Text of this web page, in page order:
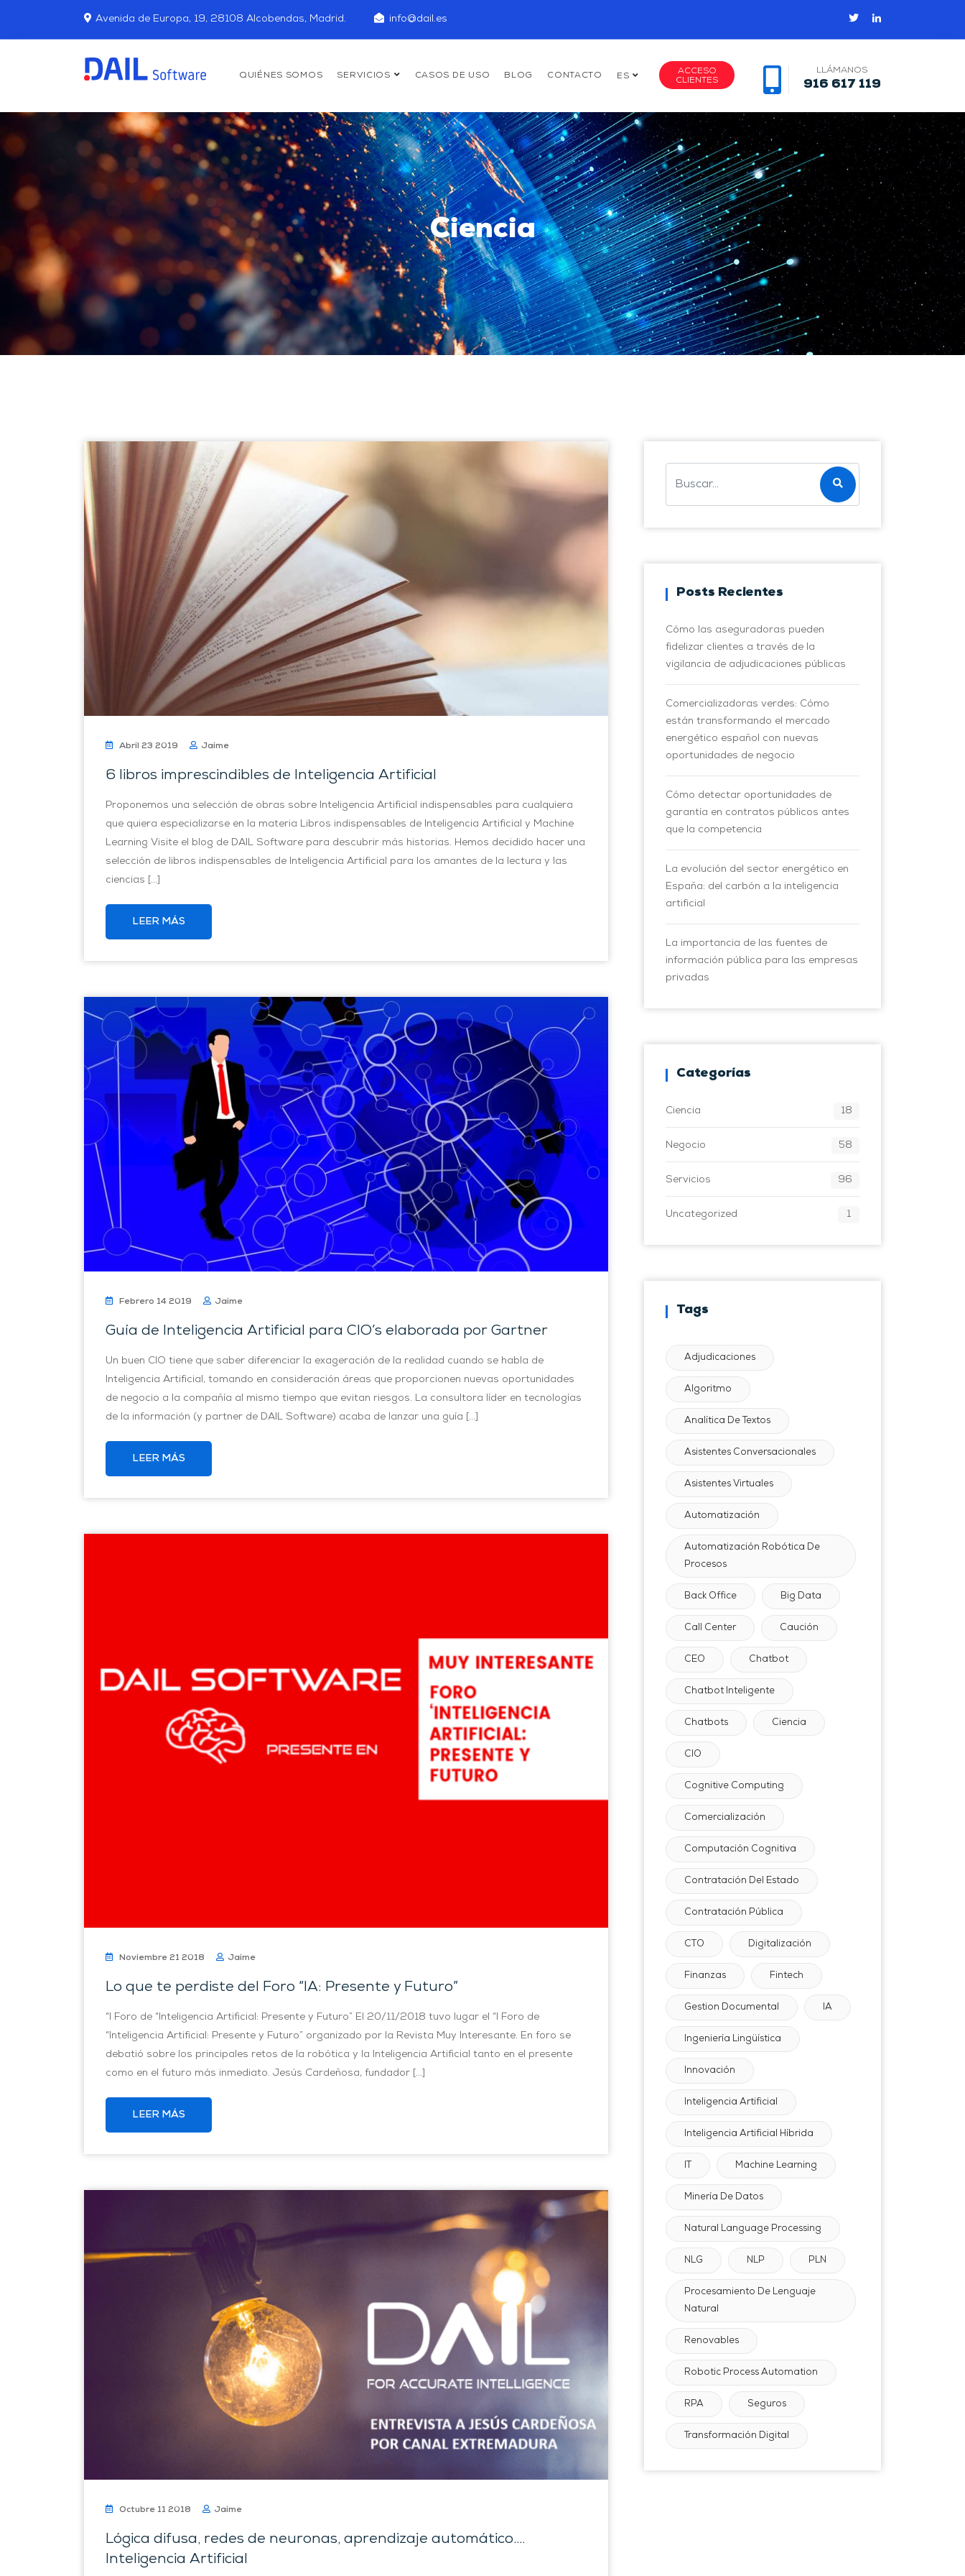
Avenida de Europa, 19, 28108 Alcobendas, Madrid. info@dail.es
ACCESO
CLIENTES
LLÁMANOS
916 617 119
QUIÉNES SOMOS SERVICIOS CASOS DE USO BLOG CONTACTO ES
Ciencia
Abril 23 2019 Jaime
6 libros imprescindibles de Inteligencia Artificial
Proponemos una selección de obras sobre Inteligencia Artificial indispensables para cualquiera
que quiera especializarse en la materia Libros indispensables de Inteligencia Artificial y Machine
Learning Visite el blog de DAIL Software para descubrir más historias. Hemos decidido hacer una
selección de libros indispensables de Inteligencia Artificial para los amantes de la lectura y las
ciencias […]
LEER MÁS
Febrero 14 2019 Jaime
Guía de Inteligencia Artificial para CIO’s elaborada por Gartner
Un buen CIO tiene que saber diferenciar la exageración de la realidad cuando se habla de
Inteligencia Artificial, tomando en consideración áreas que proporcionen nuevas oportunidades
de negocio a la compañía al mismo tiempo que evitan riesgos. La consultora líder en tecnologías
de la información (y partner de DAIL Software) acaba de lanzar una guía […]
LEER MÁS
Noviembre 21 2018 Jaime
Lo que te perdiste del Foro “IA: Presente y Futuro”
“I Foro de “Inteligencia Artificial: Presente y Futuro” El 20/11/2018 tuvo lugar el “I Foro de
“Inteligencia Artificial: Presente y Futuro” organizado por la Revista Muy Interesante. En foro se
debatió sobre los principales retos de la robótica y la Inteligencia Artificial tanto en el presente
como en el futuro más inmediato. Jesús Cardeñosa, fundador […]
LEER MÁS
Octubre 11 2018 Jaime
Lógica difusa, redes de neuronas, aprendizaje automático….
Inteligencia Artificial
Posts Recientes
Cómo las aseguradoras pueden
fidelizar clientes a través de la
vigilancia de adjudicaciones públicas
Comercializadoras verdes: Cómo
están transformando el mercado
energético español con nuevas
oportunidades de negocio
Cómo detectar oportunidades de
garantía en contratos públicos antes
que la competencia
La evolución del sector energético en
España: del carbón a la inteligencia
artificial
La importancia de las fuentes de
información pública para las empresas
privadas
Categorías
Ciencia 18
Negocio 58
Servicios 96
Uncategorized 1
Tags
Adjudicaciones
Algoritmo
Analítica De Textos
Asistentes Conversacionales
Asistentes Virtuales
Automatización
Automatización Robótica De
Procesos
Back Office Big Data
Call Center Caución
CEO Chatbot
Chatbot Inteligente
Chatbots Ciencia
CIO
Cognitive Computing
Comercialización
Computación Cognitiva
Contratación Del Estado
Contratación Pública
CTO Digitalización
Finanzas Fintech
Gestion Documental IA
Ingeniería Lingüística
Innovación
Inteligencia Artificial
Inteligencia Artificial Híbrida
Machine Learning
Minería De Datos
Natural Language Processing
NLG NLP PLN
Procesamiento De Lenguaje
Natural
Renovables
Robotic Process Automation
RPA Seguros
Transformación Digital